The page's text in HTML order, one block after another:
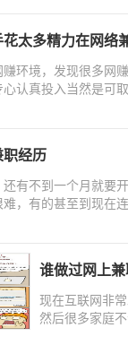
太多精力在网络
环境，发现很多网
认真投入当然是可
职经历
有不到一个月就要
，有的甚至到现在
谁做过网上
现在互联网非
然后很多家庭